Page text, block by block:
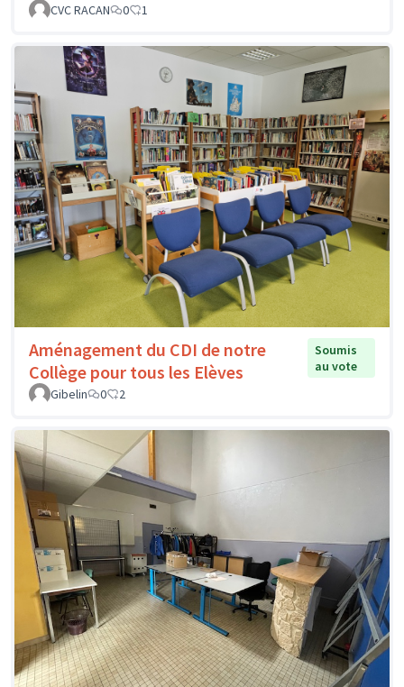
CVC RACAN
0 1
Aménagement du CDI de notre
Collège pour tous les Elèves
Soumis
au vote
Gibelin
0 2